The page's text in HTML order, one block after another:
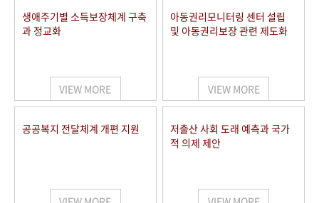
생애주기별 소득보장체계 구축
과 정교화
VIEW MORE
아동권리모니터링 센터 설립
및 아동권리보장 관련 제도화
VIEW MORE
공공복지 전달체계 개편 지원
저출산 사회 도래 예측과 국가
적 의제 제안